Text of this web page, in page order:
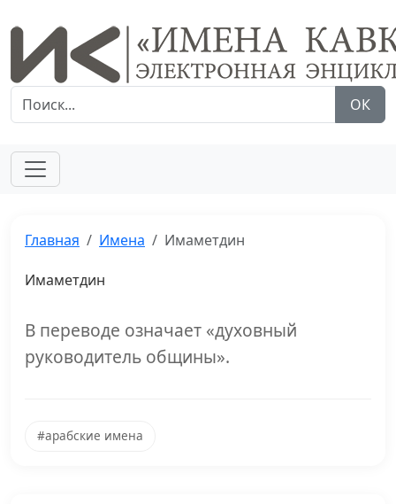
ОК
Главная Имена Имаметдин
Имаметдин
В переводе означает «духовный
руководитель общины».
#арабские имена